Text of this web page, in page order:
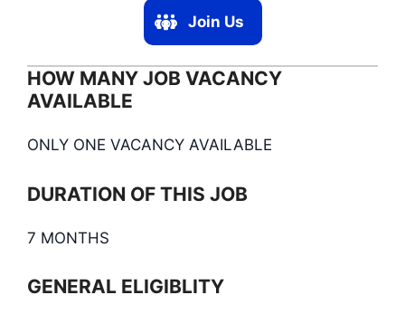
Join Us
HOW MANY JOB VACANCY
AVAILABLE
ONLY ONE VACANCY AVAILABLE
DURATION OF THIS JOB
7 MONTHS
GENERAL ELIGIBLITY